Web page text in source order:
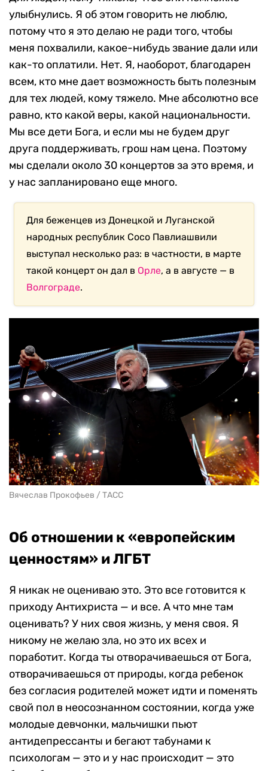
улыбнулись. Я об этом говорить не люблю,
потому что я это делаю не ради того, чтобы
меня похвалили, какое-нибудь звание дали или
как-то оплатили. Нет. Я, наоборот, благодарен
всем, кто мне дает возможность быть полезным
для тех людей, кому тяжело. Мне абсолютно все
равно, кто какой веры, какой национальности.
Мы все дети Бога, и если мы не будем друг
друга поддерживать, грош нам цена. Поэтому
мы сделали около 30 концертов за это время, и
у нас запланировано еще много.
Для беженцев из Донецкой и Луганской
народных республик Сосо Павлиашвили
выступал несколько раз: в частности, в марте
такой концерт он дал в Орле, а в августе — в
Волгограде.
Вячеслав Прокофьев / ТАСС
Об отношении к «европейским
ценностям» и ЛГБТ
Я никак не оцениваю это. Это все готовится к
приходу Антихриста — и все. А что мне там
оценивать? У них своя жизнь, у меня своя. Я
никому не желаю зла, но это их всех и
поработит. Когда ты отворачиваешься от Бога,
отворачиваешься от природы, когда ребенок
без согласия родителей может идти и поменять
свой пол в неосознанном состоянии, когда уже
молодые девчонки, мальчишки пьют
антидепрессанты и бегают табунами к
психологам — это и у нас происходит — это